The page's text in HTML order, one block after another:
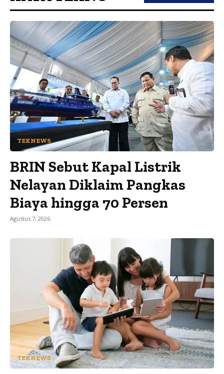
TEKNEWS
BRIN Sebut Kapal Listrik
Nelayan Diklaim Pangkas
Biaya hingga 70 Persen
Agustus 7, 2026
TEKNEWS